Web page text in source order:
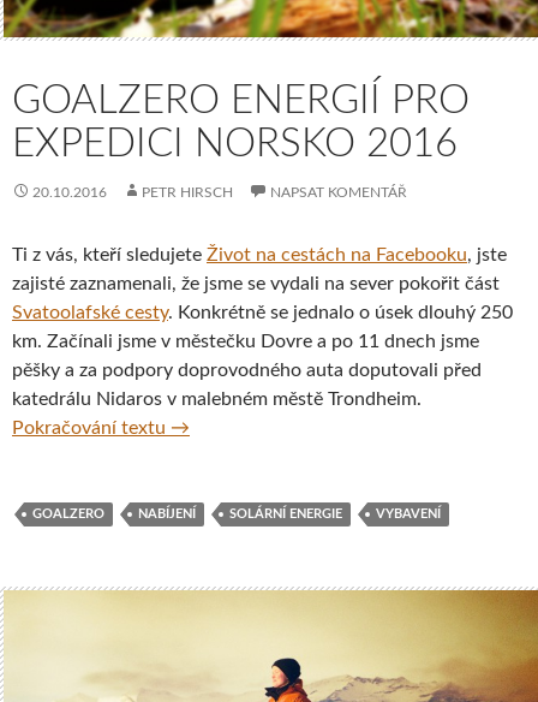
GOALZERO ENERGIÍ PRO
EXPEDICI NORSKO 2016
20.10.2016 PETR HIRSCH NAPSAT KOMENTÁŘ
Ti z vás, kteří sledujete Život na cestách na Facebooku, jste
zajisté zaznamenali, že jsme se vydali na sever pokořit část
Svatoolafské cesty. Konkrétně se jednalo o úsek dlouhý 250
km. Začínali jsme v městečku Dovre a po 11 dnech jsme
pěšky a za podpory doprovodného auta doputovali před
katedrálu Nidaros v malebném městě Trondheim.
Pokračování textu GoalZero energií pro Expedici Norsko 2016
→
GOALZERO NABÍJENÍ SOLÁRNÍ ENERGIE VYBAVENÍ